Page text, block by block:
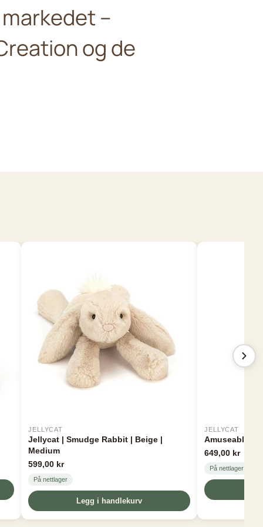
–
og de
JELLYCAT
Jellycat | Smudge Rabbit | Beige |
Medium
599,00 kr
På nettlager
Legg i handlekurv
JELLYCAT
Amuseables
649,00 kr
På nettlager